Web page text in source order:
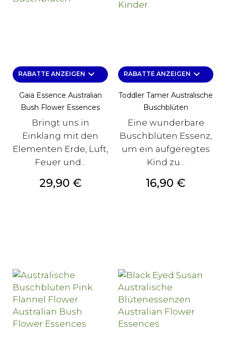
RABATTE ANZEIGEN keyboard_arrow_down
Gaia Essence Australian
Bush Flower Essences
Bringt uns in
Einklang mit den
Elementen Erde, Luft,
Feuer und...
Preis
29,90 €
RABATTE ANZEIGEN keyboard_arrow_down
Toddler Tamer Australische
Buschblüten
Eine wunderbare
Buschblüten Essenz,
um ein aufgeregtes
Kind zu...
Preis
16,90 €